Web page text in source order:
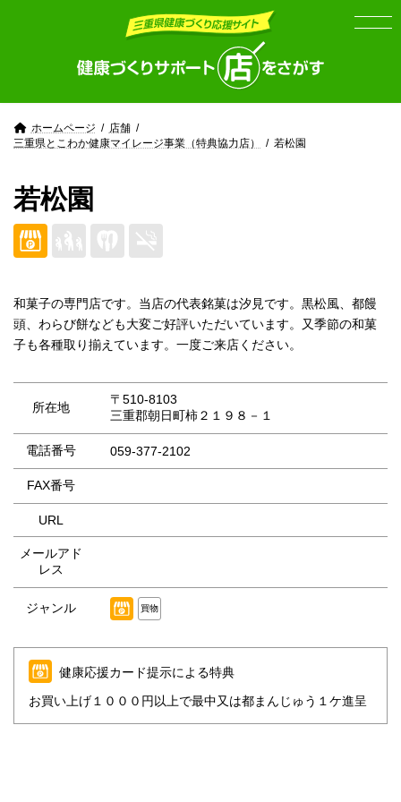
ホームページ
店舗
三重県とこわか健康マイレージ事業（特典協力店）
若松園
若松園
和菓子の専門店です。当店の代表銘菓は汐見です。黒松風、都饅
頭、わらび餅なども大変ご好評いただいています。又季節の和菓
子も各種取り揃えています。一度ご来店ください。
所在地
〒510-8103
三重郡朝日町柿２１９８－１
電話番号 059-377-2102
FAX番号
URL
メールアド
レス
ジャンル 買物
健康応援カード提示による特典
お買い上げ１０００円以上で最中又は都まんじゅう１ケ進呈